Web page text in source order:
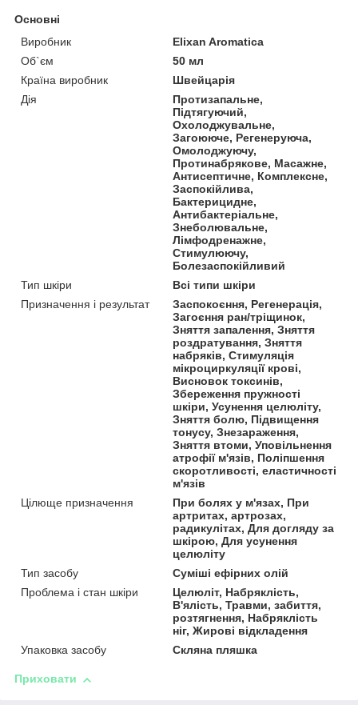
Основні
Виробник
Elixan Aromatica
Об`єм
50 мл
Країна виробник
Швейцарія
Дія
Протизапальне,
Підтягуючий,
Охолоджувальне,
Загоююче, Регенеруюча,
Омолоджуючу,
Протинабрякове, Масажне,
Антисептичне, Комплексне,
Заспокійлива,
Бактерицидне,
Антибактеріальне,
Знеболювальне,
Лімфодренажне,
Стимулюючу,
Болезаспокійливий
Тип шкіри
Всі типи шкіри
Призначення і результат
Заспокоєння, Регенерація,
Загоєння ран/тріщинок,
Зняття запалення, Зняття
роздратування, Зняття
набряків, Стимуляція
мікроциркуляції крові,
Висновок токсинів,
Збереження пружності
шкіри, Усунення целюліту,
Зняття болю, Підвищення
тонусу, Знезараження,
Зняття втоми, Уповільнення
атрофії м'язів, Поліпшення
скоротливості, еластичності
м'язів
Цілюще призначення
При болях у м'язах, При
артритах, артрозах,
радикулітах, Для догляду за
шкірою, Для усунення
целюліту
Тип засобу
Суміші ефірних олій
Проблема і стан шкіри
Целюліт, Набряклість,
В'ялість, Травми, забиття,
розтягнення, Набряклість
ніг, Жирові відкладення
Упаковка засобу
Скляна пляшка
Приховати